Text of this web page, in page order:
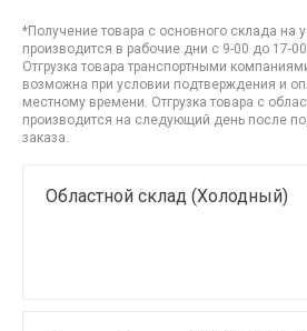
*Получение товара с основного склада на
производится в рабочие дни с 9-00 до 17-
Отгрузка товара транспортными
возможна при условии подтверждения и
местному времени. Отгрузка товара с
производится на следующий день после
заказа.
Областной склад (Холодный)